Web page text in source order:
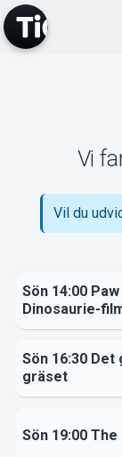
Vi
Vil du
Sön 14:00
Dinosaurie-
Sön 16:30 Det
gräset
Sön 19:00